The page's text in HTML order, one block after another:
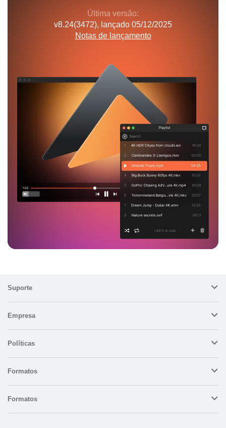
Última versão:
v8.24(3472), lançado 05/12/2025
Notas de lançamento
Suporte
Empresa
Políticas
Formatos
Formatos